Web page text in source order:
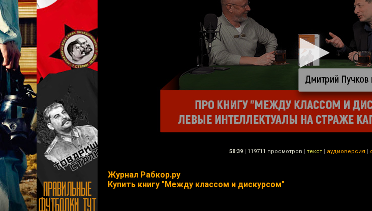
58:39 | 119711 просмотров | текст | аудиоверсия |
Журнал Рабкор.ру
Купить книгу "Между классом и дискурсом"